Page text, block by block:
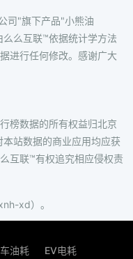
司"旗下产品"小熊油
么互联™依据统计学方法
进行任何修改。感谢广大
榜数据的所有权益归北京
站数据的商业应用均应获
互联™有权追究相应侵权责
xd）。
油耗 EV电耗